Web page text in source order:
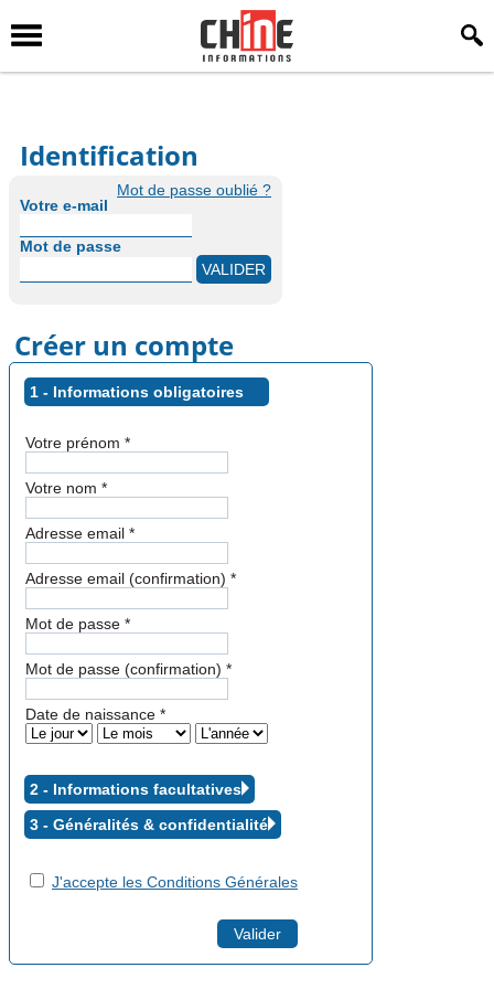
Identification
Mot de passe oublié ?
Votre e-mail
Mot de passe
Créer un compte
1 - Informations obligatoires
Votre prénom *
Votre nom *
Adresse email *
Adresse email (confirmation) *
Mot de passe *
Mot de passe (confirmation) *
Date de naissance *
2 - Informations facultatives
3 - Généralités & confidentialité
J'accepte les Conditions Générales